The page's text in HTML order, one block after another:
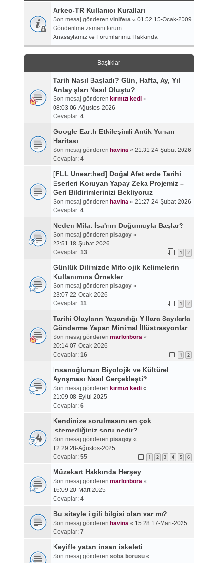
Arkeo-TR Kullanıcı Kuralları
Son mesaj gönderen vinifera« 01:52 15-Ocak-2009
Gönderilme zamanı forum
Anasayfamız ve Forumlarımız Hakkında
Başlıklar
Tarih Nasıl Başladı? Gün, Hafta, Ay, Yıl
Anlayışları Nasıl Oluştu?
Son mesaj gönderen kırmızı kedi«
08:03 06-Ağustos-2026
Cevaplar: 4
Google Earth Etkileşimli Antik Yunan
Haritası
Son mesaj gönderen havina« 21:31 24-Şubat-2026
Cevaplar: 4
[FLL Unearthed] Doğal Afetlerde Tarihi
Eserleri Koruyan Yapay Zeka Projemiz –
Geri Bildirimlerinizi Bekliyoruz
Son mesaj gönderen havina« 21:27 24-Şubat-2026
Cevaplar: 4
Neden Milat İsa'nın Doğumuyla Başlar?
Son mesaj gönderen pisagoy«
22:51 18-Şubat-2026
Cevaplar: 13 1 2
Günlük Dilimizde Mitolojik Kelimelerin
Kullanımına Örnekler
Son mesaj gönderen pisagoy«
23:07 22-Ocak-2026
Cevaplar: 11 1 2
Tarihi Olayların Yaşandığı Yıllara Sayılarla
Gönderme Yapan Minimal İllüstrasyonlar
Son mesaj gönderen marlonbora«
20:14 07-Ocak-2026
Cevaplar: 16 1 2
İnsanoğlunun Biyolojik ve Kültürel
Ayrışması Nasıl Gerçekleşti?
Son mesaj gönderen kırmızı kedi«
21:09 08-Eylül-2025
Cevaplar: 6
Kendinize sorulmasını en çok
istemediğiniz soru nedir?
Son mesaj gönderen pisagoy«
12:29 28-Ağustos-2025
Cevaplar: 55 1 2 3 4 5 6
Müzekart Hakkında Herşey
Son mesaj gönderen marlonbora«
16:09 20-Mart-2025
Cevaplar: 4
Bu siteyle ilgili bilgisi olan var mı?
Son mesaj gönderen havina« 15:28 17-Mart-2025
Cevaplar: 7
Keyifle yatan insan iskeleti
Son mesaj gönderen soba borusu«